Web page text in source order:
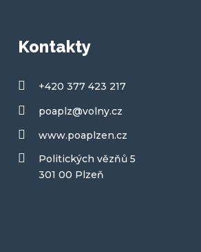
Kontakty
+420 377 423 217
poaplz@volny.cz
www.poaplzen.cz
Politických vězňů 5
301 00 Plzeň